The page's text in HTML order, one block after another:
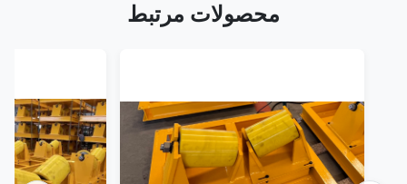
محصولات مرتبط